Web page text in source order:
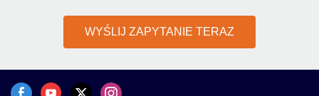
WYŚLIJ ZAPYTANIE TERAZ